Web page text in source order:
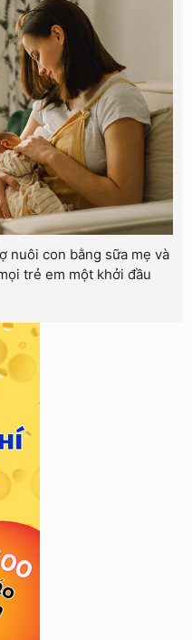
nuôi con bằng sữa mẹ và
trẻ em một khởi đầu